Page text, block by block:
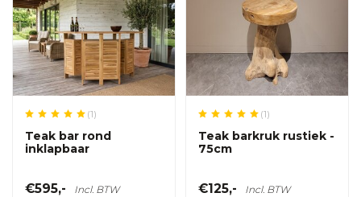
(1)
Teak bar rond
inklapbaar
€595,- Incl. BTW
(1)
Teak barkruk rustiek -
75cm
€125,- Incl. BTW